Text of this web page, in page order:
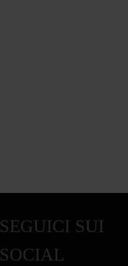
SEGUICI SUI
SOCIAL